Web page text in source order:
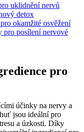
uklidnění nervů
detox
okamžité osvěžení
pro posílení nervové
pro
účinky na nervy a
jsou ideální pro
a úzkosti. Díky